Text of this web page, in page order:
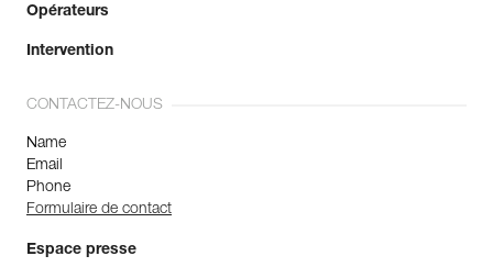
Opérateurs
Intervention
CONTACTEZ-NOUS
Name
Email
Phone
Formulaire de contact
Espace presse